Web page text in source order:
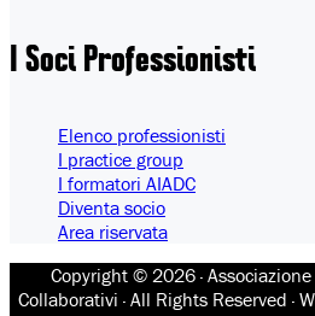
I Soci Professionisti
Elenco professionisti
I practice group
I formatori AIADC
Diventa socio
Area riservata
Copyright © 2026 ·
Collaborativi · All Rights Reserved ·